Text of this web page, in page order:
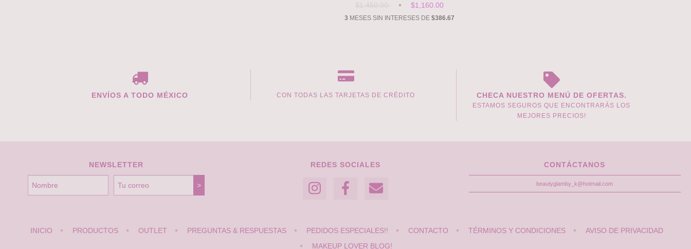
$1,450.00
$1,160.00
3 MESES SIN INTERESES DE$386.67
ENVÍOS A TODO MÉXICO CON TODAS LAS TARJETAS DE CRÉDITO CHECA NUESTRO MENÚ DE OFERTAS.
ESTAMOS SEGUROS QUE ENCONTRARÁS LOS
MEJORES PRECIOS!
NEWSLETTER REDES SOCIALES CONTÁCTANOS
beautyglamby_k@hotmail.com
INICIO PRODUCTOS OUTLET PREGUNTAS & RESPUESTAS PEDIDOS ESPECIALES!! CONTACTO TÉRMINOS Y CONDICIONES
AVISO DE PRIVACIDAD
MAKEUP LOVER BLOG!